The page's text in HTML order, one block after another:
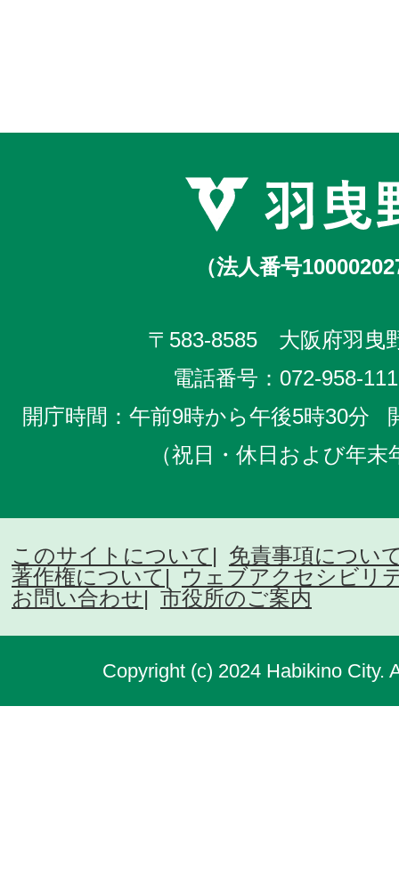
（法人番号
〒583-8585 大阪府羽曳
電話番号： 072-958-
開庁時間：午前9時から午後5時30分
（祝日・休日および年
このサイトについて
免責事項につい
著作権について
ウェブアクセシビリ
お問い合わせ
市役所のご案内
Copyright (c) 2024 Habikino City.